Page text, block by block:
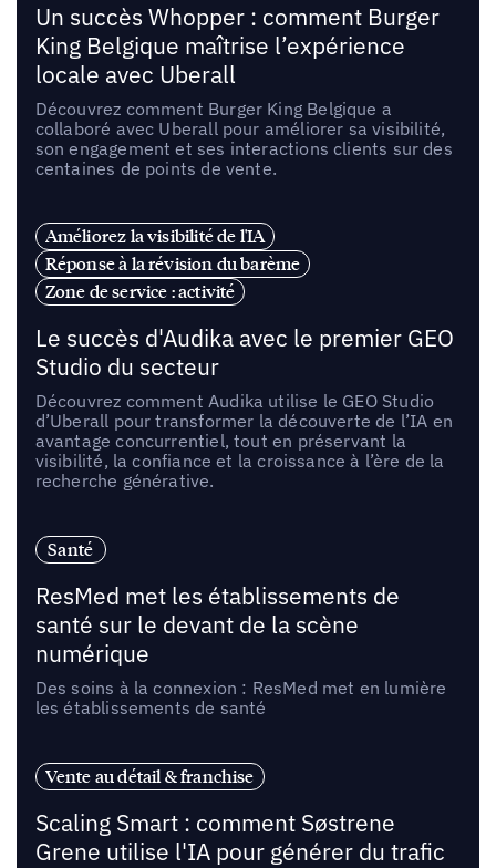
Un succès Whopper : comment Burger
King Belgique maîtrise l’expérience
locale avec Uberall
Découvrez comment Burger King Belgique a
collaboré avec Uberall pour améliorer sa visibilité,
son engagement et ses interactions clients sur des
centaines de points de vente.
Améliorez la visibilité de l'IA
Réponse à la révision du barème
Zone de service : activité
Le succès d'Audika avec le premier GEO
Studio du secteur
Découvrez comment Audika utilise le GEO Studio
d’Uberall pour transformer la découverte de l’IA en
avantage concurrentiel, tout en préservant la
visibilité, la confiance et la croissance à l’ère de la
recherche générative.
Santé
ResMed met les établissements de
santé sur le devant de la scène
numérique
Des soins à la connexion : ResMed met en lumière
les établissements de santé
Vente au détail & franchise
Scaling Smart : comment Søstrene
Grene utilise l'IA pour générer du trafic